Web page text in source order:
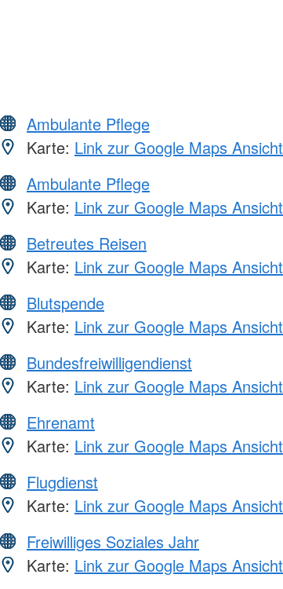
Ambulante Pflege
Karte: Link zur Google Maps Ansicht
Ambulante Pflege
Karte: Link zur Google Maps Ansicht
Betreutes Reisen
Karte: Link zur Google Maps Ansicht
Blutspende
Karte: Link zur Google Maps Ansicht
Bundesfreiwilligendienst
Karte: Link zur Google Maps Ansicht
Ehrenamt
Karte: Link zur Google Maps Ansicht
Flugdienst
Karte: Link zur Google Maps Ansicht
Freiwilliges Soziales Jahr
Karte: Link zur Google Maps Ansicht